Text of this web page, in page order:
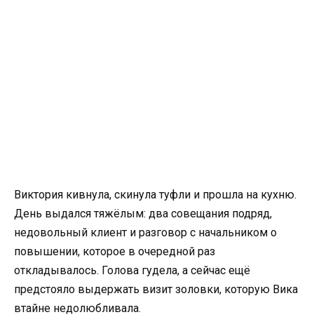
Виктория кивнула, скинула туфли и прошла на кухню.
День выдался тяжёлым: два совещания подряд,
недовольный клиент и разговор с начальником о
повышении, которое в очередной раз
откладывалось. Голова гудела, а сейчас ещё
предстояло выдержать визит золовки, которую Вика
втайне недолюбливала.